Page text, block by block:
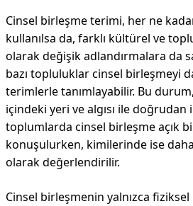
Cinsel birleşme terimi, her ne
kullanılsa da, farklı kültürel ve
olarak değişik adlandırmalara da
bazı topluluklar cinsel birleşmeyi
terimlerle tanımlayabilir. Bu
içindeki yeri ve algısı ile doğrudan
toplumlarda cinsel birleşme açık
konuşulurken, kimilerinde ise
olarak değerlendirilir.
Cinsel birleşmenin yalnızca